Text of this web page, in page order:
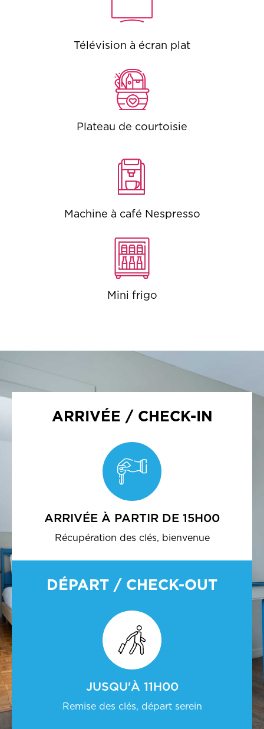
Télévision à écran plat
Plateau de courtoisie
Machine à café Nespresso
Mini frigo
ARRIVÉE / CHECK-IN
ARRIVÉE À PARTIR DE 15H00
Récupération des clés, bienvenue
DÉPART / CHECK-OUT
JUSQU'À 11H00
Remise des clés, départ serein